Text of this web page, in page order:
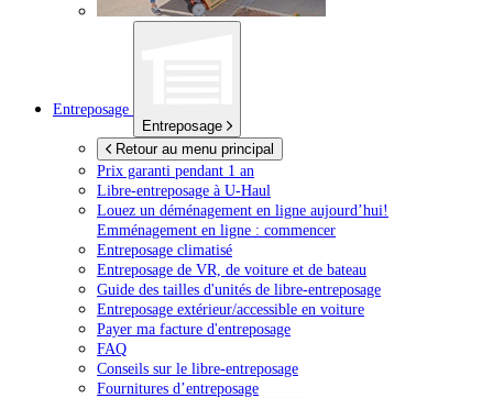
Entreposage
Entreposage
Retour au menu principal
Prix garanti pendant 1 an
Libre-entreposage à U-Haul
Louez un déménagement en ligne aujourd’hui!
Emménagement en ligne : commencer
Entreposage climatisé
Entreposage de VR, de voiture et de bateau
Guide des tailles d'unités de libre-entreposage
Entreposage extérieur/accessible en voiture
Payer ma facture d'entreposage
FAQ
Conseils sur le libre-entreposage
Fournitures d’entreposage